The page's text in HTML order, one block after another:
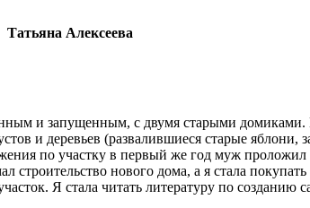
Татьяна Алексеева
и запущенным, с двумя старыми домиками.
и деревьев (развалившиеся старые
по участку в первый же год муж
нового дома, а я стала
Я стала читать литературу по созданию